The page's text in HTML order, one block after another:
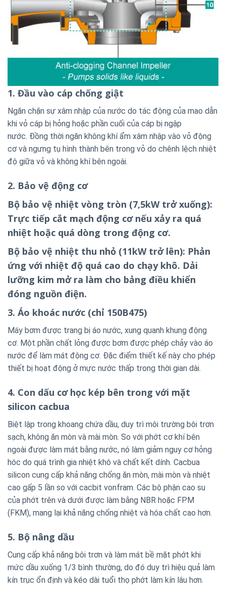
1. Đầu vào cáp chống giật
Ngăn chặn sự xâm nhập của nước do tác động của mao dẫn
khi vỏ cáp bị hỏng hoặc phần cuối của cáp bị ngập
nước. Đồng thời ngăn không khí ẩm xâm nhập vào vỏ động
cơ và ngưng tụ hình thành bên trong vỏ do chênh lệch nhiệt
độ giữa vỏ và không khí bên ngoài.
2. Bảo vệ động cơ
Bộ bảo vệ nhiệt vòng tròn (7,5kW trở xuống):
Trực tiếp cắt mạch động cơ nếu xảy ra quá
nhiệt hoặc quá dòng trong động cơ.
Bộ bảo vệ nhiệt thu nhỏ (11kW trở lên): Phản
ứng với nhiệt độ quá cao do chạy khô. Dải
lưỡng kim mở ra làm cho bảng điều khiển
đóng nguồn điện.
3. Áo khoác nước (chỉ 150B475)
Máy bơm được trang bị áo nước, xung quanh khung động
cơ. Một phần chất lỏng được bơm được phép chảy vào áo
nước để làm mát động cơ. Đặc điểm thiết kế này cho phép
thiết bị hoạt động ở mực nước thấp trong thời gian dài.
4. Con dấu cơ học kép bên trong với mặt
silicon cacbua
Biệt lập trong khoang chứa dầu, duy trì môi trường bôi trơn
sạch, không ăn mòn và mài mòn. So với phớt cơ khí bên
ngoài được làm mát bằng nước, nó làm giảm nguy cơ hỏng
hóc do quá trình gia nhiệt khô và chất kết dính. Cacbua
silicon cung cấp khả năng chống ăn mòn, mài mòn và nhiệt
cao gấp 5 lần so với cacbit vonfram. Các bộ phận cao su
của phớt trên và dưới được làm bằng NBR hoặc FPM
(FKM), mang lại khả năng chống nhiệt và hóa chất cao hơn.
5. Bộ nâng dầu
Cung cấp khả năng bôi trơn và làm mát bề mặt phớt khi
mức dầu xuống 1/3 bình thường, do đó duy trì hiệu quả làm
kín trục ổn định và kéo dài tuổi thọ phớt làm kín lâu hơn.